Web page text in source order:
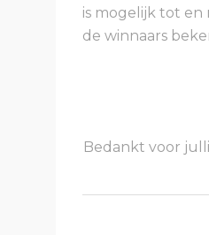
is mogelijk tot en
de winnaars
Bedankt voor